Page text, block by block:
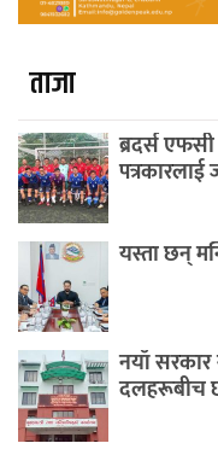
ताजा
ब्रदर्स
पत्रकारलाई
यस्ता छन्
नयाँ सरकार
दलहरूबीच